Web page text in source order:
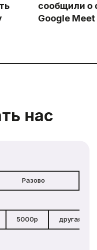
сообщили о
Google Meet
нас
Разово
5000р другая